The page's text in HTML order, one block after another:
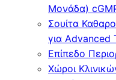
Μονάδα)
Σουίτα
για Advanced
Επίπεδο
Χώροι